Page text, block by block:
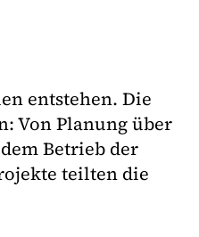
entstehen. Die
Von Planung über
Betrieb der
teilten die